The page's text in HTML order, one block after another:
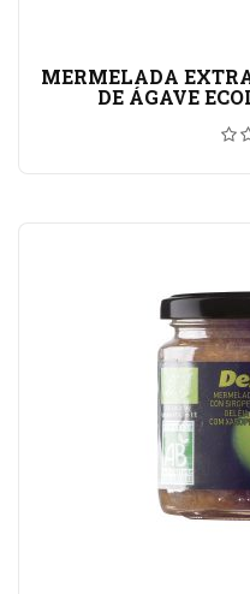
MERMELADA
DE ÁGAVE